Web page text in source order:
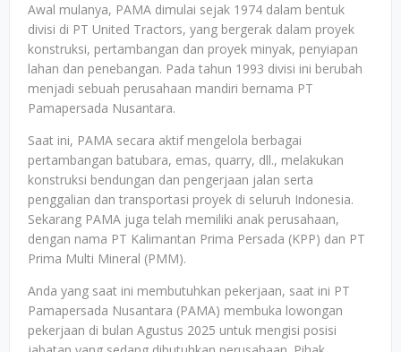
Awal mulanya, PAMA dimulai sejak 1974 dalam bentuk
divisi di PT United Tractors, yang bergerak dalam proyek
konstruksi, pertambangan dan proyek minyak, penyiapan
lahan dan penebangan. Pada tahun 1993 divisi ini berubah
menjadi sebuah perusahaan mandiri bernama PT
Pamapersada Nusantara.
Saat ini, PAMA secara aktif mengelola berbagai
pertambangan batubara, emas, quarry, dll., melakukan
konstruksi bendungan dan pengerjaan jalan serta
penggalian dan transportasi proyek di seluruh Indonesia.
Sekarang PAMA juga telah memiliki anak perusahaan,
dengan nama PT Kalimantan Prima Persada (KPP) dan PT
Prima Multi Mineral (PMM).
Anda yang saat ini membutuhkan pekerjaan, saat ini PT
Pamapersada Nusantara (PAMA) membuka lowongan
pekerjaan di bulan Agustus 2025 untuk mengisi posisi